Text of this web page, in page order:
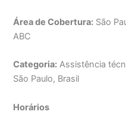
Área de Cobertura: São
ABC
Categoria: Assistência
São Paulo, Brasil
Horários